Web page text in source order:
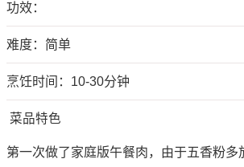
功效：
难度：简单
烹饪时间：10-30分钟
菜品特色
第一次做了家庭版午餐肉，由于五香粉多